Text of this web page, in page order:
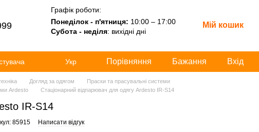
Графік роботи:
Понеділок - п'ятниця: 10:00 – 17:00
Субота - неділя: вихідні дні
Мій кошик
Укр Порівняння Бажання Вхід
Догляд за одягом
Праски та прасувальні системи
Ardesto
Стаціонарний відпарювач для одягу Ardesto IR-S14
IR-S14
85915 Написати відгук